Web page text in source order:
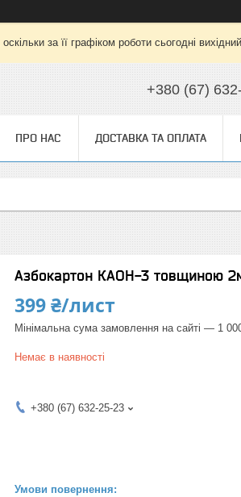
за її графіком роботи сьогодні
+380 (67)
ПРО НАС ДОСТАВКА ТА ОПЛАТА
Азбокартон КАОН-3 товщиною
399 ₴/лист
Мінімальна сума замовлення на сайті — 1
Немає в наявності
+380 (67) 632-25-23